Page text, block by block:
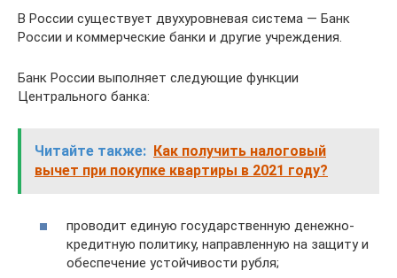
В России существует двухуровневая система — Банк
России и коммерческие банки и другие учреждения.
Банк России выполняет следующие функции
Центрального банка:
Читайте также: Как получить налоговый
вычет при покупке квартиры в 2021 году?
проводит единую государственную денежно-
кредитную политику, направленную на защиту и
обеспечение устойчивости рубля;